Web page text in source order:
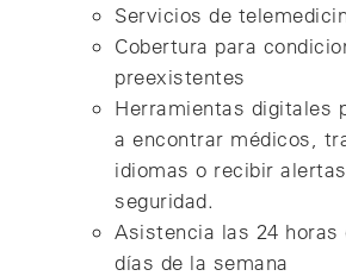
Servicios de
Cobertura para
preexistentes
Herramientas digitales
a encontrar médicos,
idiomas o recibir
seguridad.
Asistencia las 24 horas
días de la semana